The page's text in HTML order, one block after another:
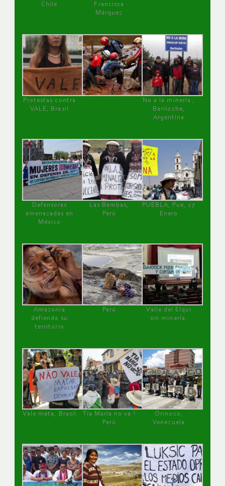
Chile
Francisca
Márquez
Protestas contra
VALE, Brasil
No a la minería ,
Bariloche,
Argentina
Defensoras
amenazadas en
México
Las Bambas,
Perú
PUEBLA, Pue, 27
Enero
Amazonía
defiende su
territorio
Perú
Valle del Elqui
sin minería.
Vale mata, Brasil
Tía María no va !
Perú
Orinoco,
Venezuela